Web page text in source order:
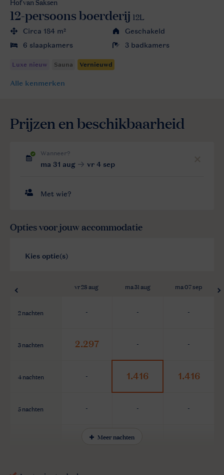
12-persoons boerderij 12L
Circa 184 m²
Geschakeld
6 slaapkamers
3 badkamers
Alle kenmerken
Prijzen en beschikbaarheid
Opties voor jouw accommodatie
Meer nachten
vr 28 aug ma 31 aug ma 07 sep
2 nachten - - -
3 nachten 2.297 - -
4 nachten - 1.416 1.416
5 nachten - - -